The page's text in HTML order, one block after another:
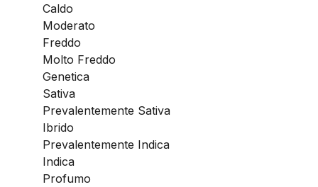
Caldo
Moderato
Freddo
Molto Freddo
Genetica
Sativa
Prevalentemente Sativa
Ibrido
Prevalentemente Indica
Indica
Profumo